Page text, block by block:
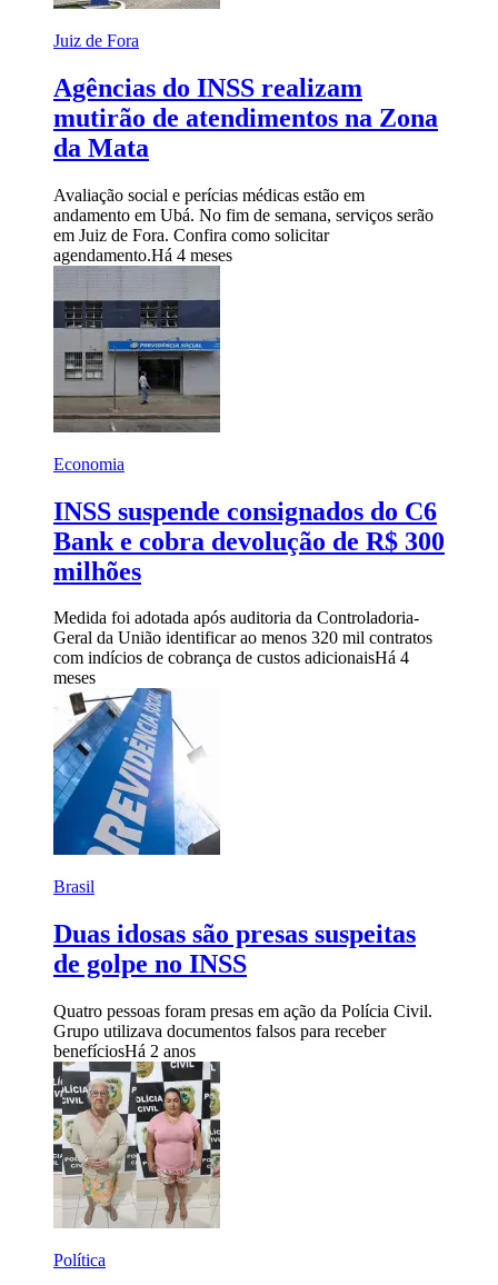
Juiz de Fora
Agências do INSS realizam
mutirão de atendimentos na Zona
da Mata
Avaliação social e perícias médicas estão em
andamento em Ubá. No fim de semana, serviços serão
em Juiz de Fora. Confira como solicitar
agendamento.Há 4 meses
Economia
INSS suspende consignados do C6
Bank e cobra devolução de R$ 300
milhões
Medida foi adotada após auditoria da Controladoria-
Geral da União identificar ao menos 320 mil contratos
com indícios de cobrança de custos adicionaisHá 4
meses
Brasil
Duas idosas são presas suspeitas
de golpe no INSS
Quatro pessoas foram presas em ação da Polícia Civil.
Grupo utilizava documentos falsos para receber
benefíciosHá 2 anos
Política